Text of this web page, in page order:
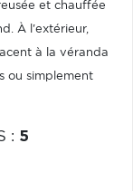
et chauffée
À l'extérieur,
à la véranda
ou simplement
: 5